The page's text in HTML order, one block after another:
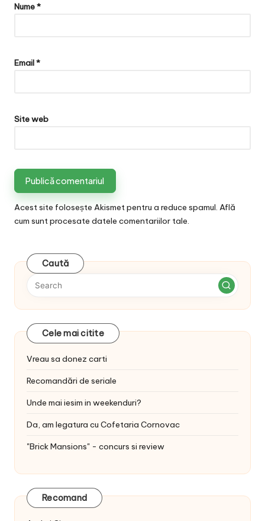
Nume*
Email*
Site web
Acest site folosește Akismet pentru a reduce spamul. Află
cum sunt procesate datele comentariilor tale.
Caută
Cele mai citite
Vreau sa donez carti
Recomandări de seriale
Unde mai iesim in weekenduri?
Da, am legatura cu Cofetaria Cornovac
"Brick Mansions" - concurs si review
Recomand